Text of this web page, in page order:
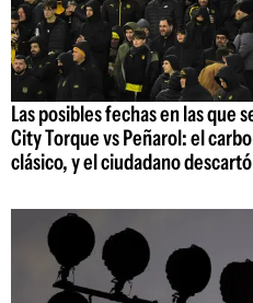
Las posibles fechas en las que
City Torque vs Peñarol: el
clásico, y el ciudadano